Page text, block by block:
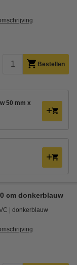
Bestellen
50 mm x
cm donkerblauw
donkerblauw